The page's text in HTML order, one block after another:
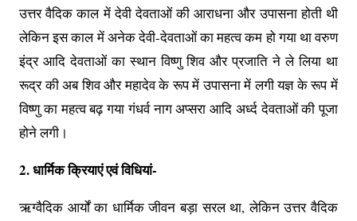
उत्तर वैदिक काल में देवी देवताओं की आराधना और उपासना होती थी
लेकिन इस काल में अनेक देवी-देवताओं का महत्व कम हो गया था वरुण
इंद्र आदि देवताओं का स्थान विष्णु शिव और प्रजाति ने ले लिया था
रूद्र की अब शिव और महादेव के रूप में उपासना में लगी यज्ञ के रूप में
विष्णु का महत्व बढ़ गया गंधर्व नाग अप्सरा आदि अर्ध्द देवताओं की पूजा
होने लगी।
2. धार्मिक क्रियाएं एवं विधियां-
ऋग्वैदिक आर्यों का धार्मिक जीवन बड़ा सरल था, लेकिन उत्तर वैदिक